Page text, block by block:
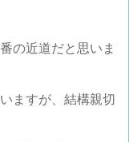
の近道だと思いま
ますが、結構親切